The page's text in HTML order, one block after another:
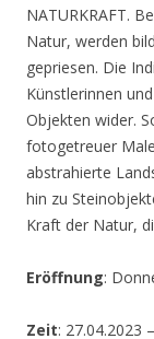
NATURKRAFT.
Natur, werden
gepriesen. Die
Künstlerinnen
Objekten wider.
fotogetreuer
abstrahierte
hin zu
Kraft der Natur,
Eröffnung:
Zeit: 27.04.2023